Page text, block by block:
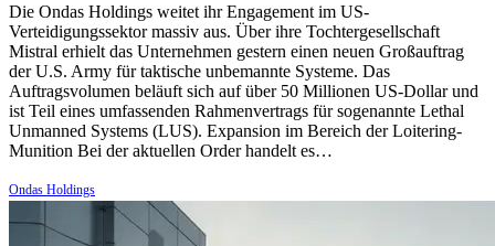
Die Ondas Holdings weitet ihr Engagement im US-
Verteidigungssektor massiv aus. Über ihre Tochtergesellschaft
Mistral erhielt das Unternehmen gestern einen neuen Großauftrag
der U.S. Army für taktische unbemannte Systeme. Das
Auftragsvolumen beläuft sich auf über 50 Millionen US-Dollar und
ist Teil eines umfassenden Rahmenvertrags für sogenannte Lethal
Unmanned Systems (LUS). Expansion im Bereich der Loitering-
Munition Bei der aktuellen Order handelt es…
Ondas Holdings